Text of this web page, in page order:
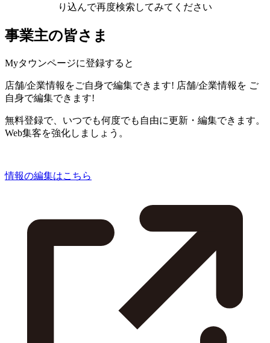
り込んで再度検索してみてください
事業主の皆さま
Myタウンページに登録すると
店舗/企業情報をご自身で編集できます! 店舗/企業情報を ご
自身で編集できます!
無料登録で、いつでも何度でも自由に更新・編集できます。
Web集客を強化しましょう。
情報の編集はこちら